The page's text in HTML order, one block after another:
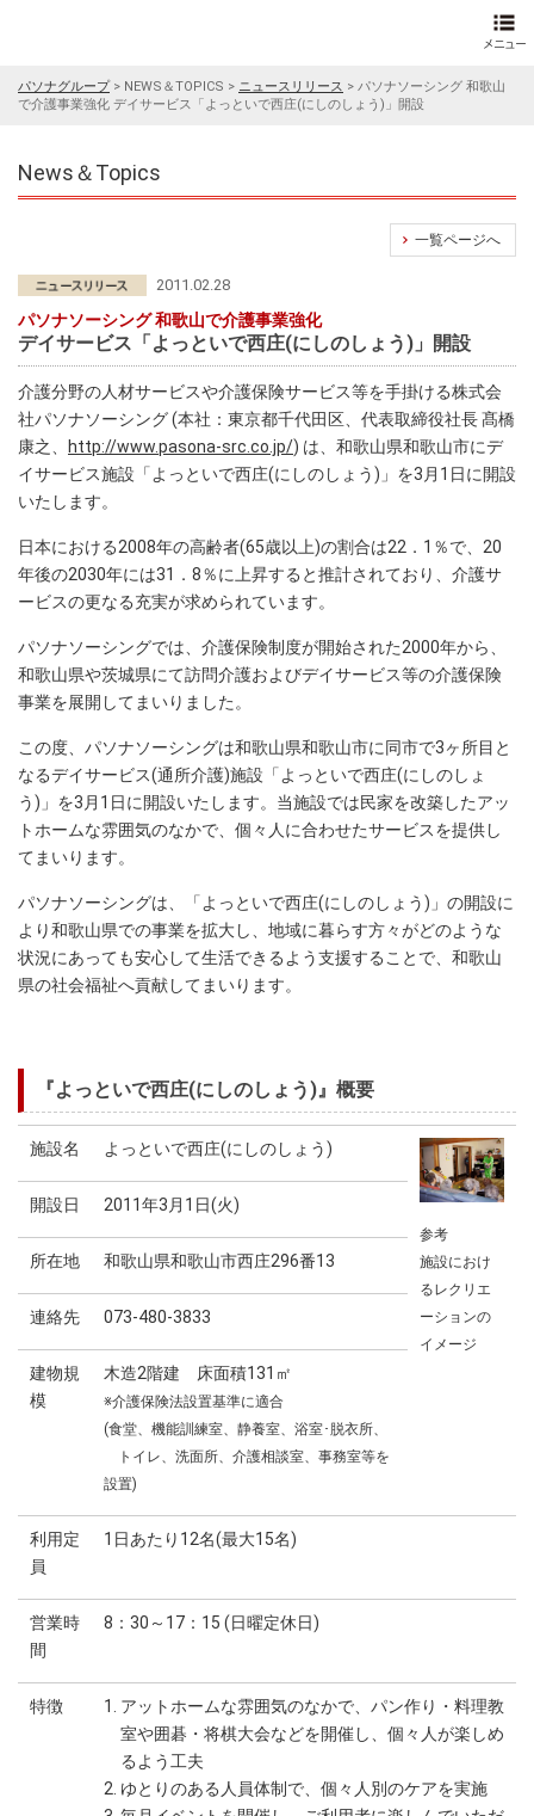
パソナグループ> NEWS＆TOPICS > ニュースリリース > パソナソーシング 和歌山
で介護事業強化 デイサービス「よっといで西庄(にしのしょう)」開設
News＆Topics
一覧ページへ
2011.02.28
パソナソーシング 和歌山で介護事業強化
デイサービス「よっといで西庄(にしのしょう)」開設
介護分野の人材サービスや介護保険サービス等を手掛ける株式会
社パソナソーシング (本社：東京都千代田区、代表取締役社長 髙橋
康之、
http://www.pasona-src.co.jp/) は、和歌山県和歌山市にデ
イサービス施設「よっといで西庄(にしのしょう)」を3月1日に開設
いたします。
日本における2008年の高齢者(65歳以上)の割合は22．1％で、20
年後の2030年には31．8％に上昇すると推計されており、介護サ
ービスの更なる充実が求められています。
パソナソーシングでは、介護保険制度が開始された2000年から、
和歌山県や茨城県にて訪問介護およびデイサービス等の介護保険
事業を展開してまいりました。
この度、パソナソーシングは和歌山県和歌山市に同市で3ヶ所目と
なるデイサービス(通所介護)施設「よっといで西庄(にしのしょ
う)」を3月1日に開設いたします。当施設では民家を改築したアッ
トホームな雰囲気のなかで、個々人に合わせたサービスを提供し
てまいります。
パソナソーシングは、「よっといで西庄(にしのしょう)」の開設に
より和歌山県での事業を拡大し、地域に暮らす方々がどのような
状況にあっても安心して生活できるよう支援することで、和歌山
県の社会福祉へ貢献してまいります。
『よっといで西庄(にしのしょう)』概要
施設名 よっといで西庄(にしのしょう)
参考
施設におけ
るレクリエ
ーションの
イメージ
開設日 2011年3月1日(火)
所在地 和歌山県和歌山市西庄296番13
連絡先 073-480-3833
建物規
模
木造2階建 床面積131㎡
※介護保険法設置基準に適合
(食堂、機能訓練室、静養室、浴室･脱衣所、
トイレ、洗面所、介護相談室、事務室等を
設置)
利用定
員
1日あたり12名(最大15名)
営業時
間
8：30～17：15 (日曜定休日)
特徴
1. アットホームな雰囲気のなかで、パン作り・料理教
室や囲碁・将棋大会などを開催し、個々人が楽しめ
るよう工夫
2. ゆとりのある人員体制で、個々人別のケアを実施